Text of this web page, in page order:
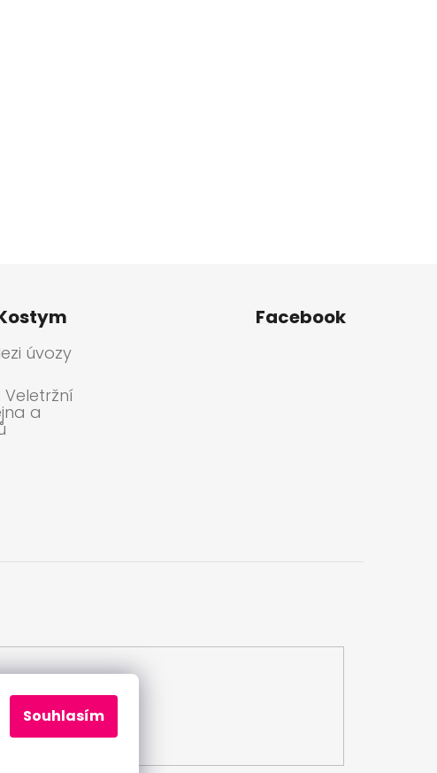
Souhlasím
úvozy
Veletržní
a
Facebook